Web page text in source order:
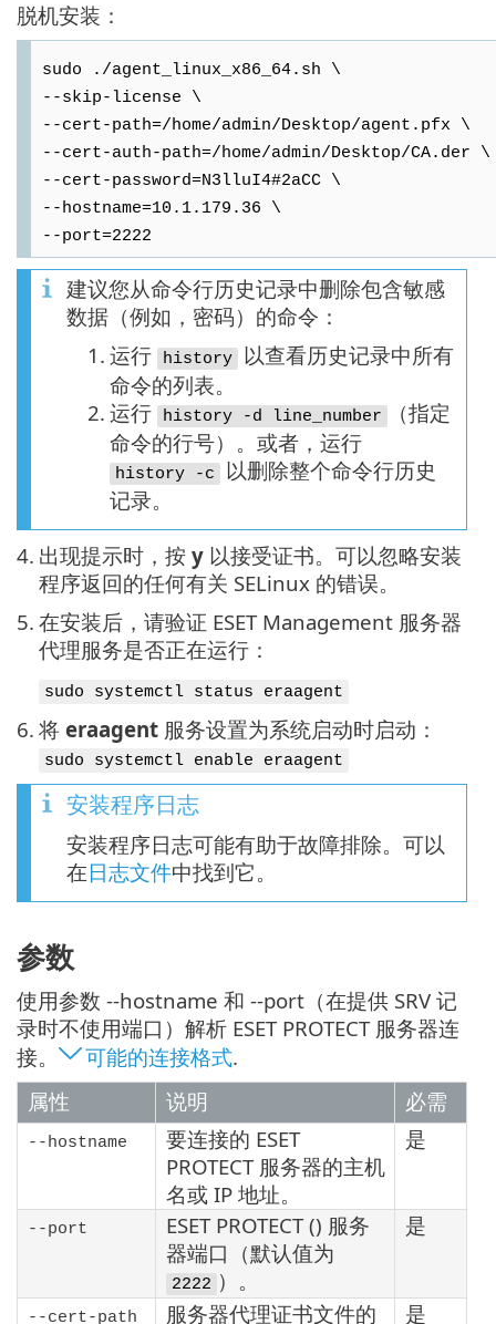
脱机安装：
sudo ./agent_linux_x86_64.sh \
--skip-license \
--cert-path=/home/admin/Desktop/agent.pfx \
--cert-auth-path=/home/admin/Desktop/CA.der \
--cert-password=N3lluI4#2aCC \
--hostname=10.1.179.36 \
--port=2222
建议您从命令行历史记录中删除包含敏感
数据（例如，密码）的命令：
1. 运行 history
以查看历史记录中所有
命令的列表。
2. 运行 history -d line_number
（指定
命令的行号）。或者，运行
history -c
以删除整个命令行历史
记录。
4. 出现提示时，按 y 以接受证书。可以忽略安装
程序返回的任何有关 SELinux 的错误。
5. 在安装后，请验证 ESET Management 服务器
代理服务是否正在运行：
sudo systemctl status eraagent
6. 将 eraagent 服务设置为系统启动时启动：
sudo systemctl enable eraagent
安装程序日志
安装程序日志可能有助于故障排除。可以
在日志文件中找到它。
参数
使用参数 --hostname 和 --port（在提供 SRV 记
录时不使用端口）解析 ESET PROTECT 服务器连
接。
可能的连接格式.
属性
说明 必需
--hostname
要连接的 ESET
PROTECT 服务器的主机
名或 IP 地址。
是
--port
ESET PROTECT () 服务
器端口（默认值为
2222 ）。
是
--cert-path 服务器代理证书文件的 是